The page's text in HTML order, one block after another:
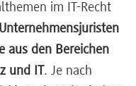
im IT-Recht
aus den Bereichen
und IT . Je nach